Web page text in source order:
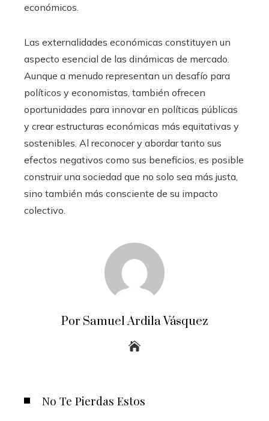
económicos.
Las externalidades económicas constituyen un
aspecto esencial de las dinámicas de mercado.
Aunque a menudo representan un desafío para
políticos y economistas, también ofrecen
oportunidades para innovar en políticas públicas
y crear estructuras económicas más equitativas y
sostenibles. Al reconocer y abordar tanto sus
efectos negativos como sus beneficios, es posible
construir una sociedad que no solo sea más justa,
sino también más consciente de su impacto
colectivo.
Por Samuel Ardila Vásquez
No Te Pierdas Estos